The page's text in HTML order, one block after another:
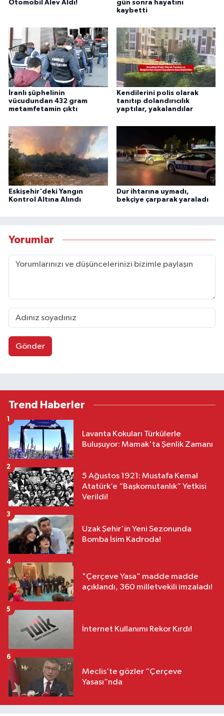
Otomobil Alev Aldı!
gün sonra hayatını
kaybetti
İranlı şüphelinin
vücudundan 432 gram
metamfetamin çıktı
Kendilerini polis olarak
tanıtıp dolandırıcılık
yaptılar, yakalandılar
Eskişehir'deki Yangın
Kontrol Altına Alındı
Dur ihtarına uymadı,
bekçiye çarparak yaraladı
Yorumlar
Gönder
Trend Haberler
Lavanta Kokuları Türkülerle
Buluşuyor: Mamak'ta Şenlik Zamanı
1
5 Ağustos 1921: Mustafa Kemal
Atatürk’e “Başkomutanlık” Yetkisi
Verildi!
2
Uzak Şehir'in Yeni Sezonunda
Bomba İsim Kadroda!
3
"Çerçeve Yasa” madde madde
açıklandı, 360 milletvekili imzaladı!
4
İnternet Kullanımı Rekor Kırdı!
5
Meclis’te gözler “Çerçeve
Yasası”nda
6